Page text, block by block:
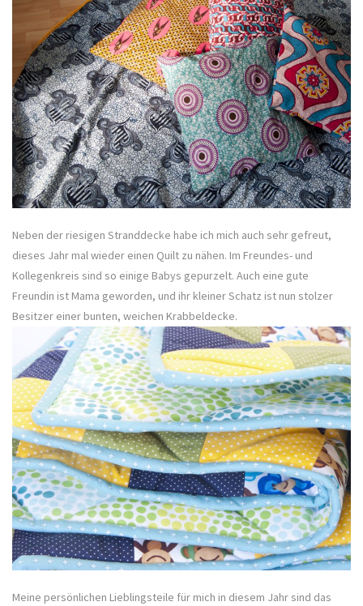
Neben der riesigen Stranddecke habe ich mich auch sehr gefreut,
dieses Jahr mal wieder einen Quilt zu nähen. Im Freundes- und
Kollegenkreis sind so einige Babys gepurzelt. Auch eine gute
Freundin ist Mama geworden, und ihr kleiner Schatz ist nun stolzer
Besitzer einer bunten, weichen Krabbeldecke.
Meine persönlichen Lieblingsteile für mich in diesem Jahr sind das